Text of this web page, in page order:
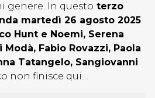
genere. In questo terzo
martedì 26 agosto 2025
Hunt e Noemi, Serena
Fabio Rovazzi, Paola
Tatangelo, Sangiovanni
non finisce qui…